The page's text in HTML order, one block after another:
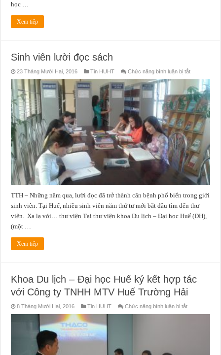
học …
Xem tiếp
Sinh viên lười đọc sách
23 Tháng Mười Hai, 2016 Tin HUHT Chức năng bình luận bị tắtở
lười
đọc
sách
TTH – Những năm qua, lười đọc đã trở thành căn bệnh phổ biến trong giới
sinh viên. Tại Huế, nhiều sinh viên năm thứ tư mới bắt đầu tìm đến thư
viện. Xa lạ với… thư viện Tại thư viện khoa Du lịch – Đại học Huế (ĐH),
(một …
Xem tiếp
Khoa Du lịch – Đại học Huế ký kết hợp tác
với Công ty TNHH MTV Huế Trường Hải
8 Tháng Mười Hai, 2016 Tin HUHT Chức năng bình luận bị tắtở